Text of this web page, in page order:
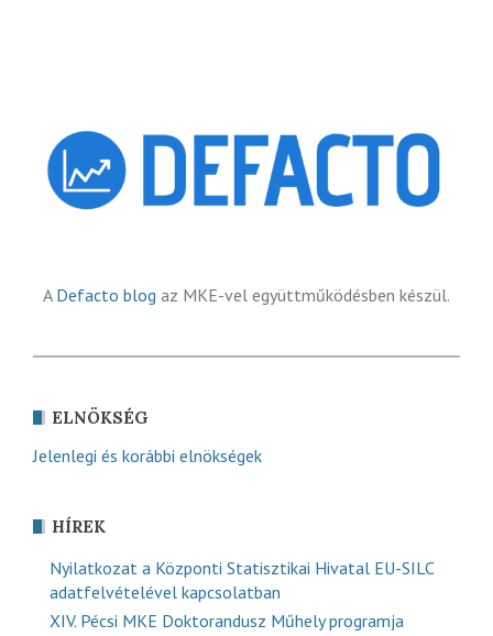
A Defacto blog az MKE-vel együttműködésben készül.
ELNÖKSÉG
Jelenlegi és korábbi elnökségek
HÍREK
Nyilatkozat a Központi Statisztikai Hivatal EU-SILC
adatfelvételével kapcsolatban
XIV. Pécsi MKE Doktorandusz Műhely programja